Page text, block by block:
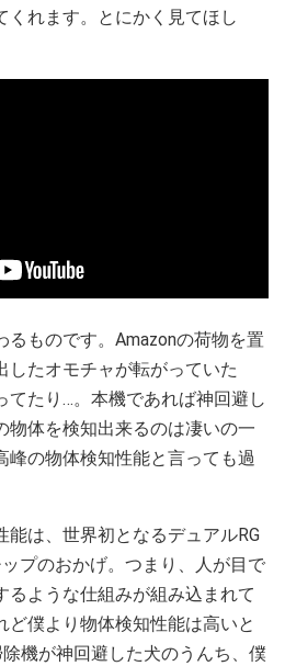
くれます。とにかく見てほし
るものです。Amazonの荷物を置
したオモチャが転がっていた
てたり…。本機であれば神回避し
物体を検知出来るのは凄いの一
峰の物体検知性能と言っても過
能は、世界初となるデュアルRG
プのおかげ。つまり、人が目で
るような仕組みが組み込まれて
ど僕より物体検知性能は高いと
機が神回避した犬のうんち、僕